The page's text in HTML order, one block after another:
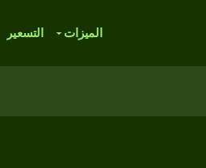
الميزات التسعير